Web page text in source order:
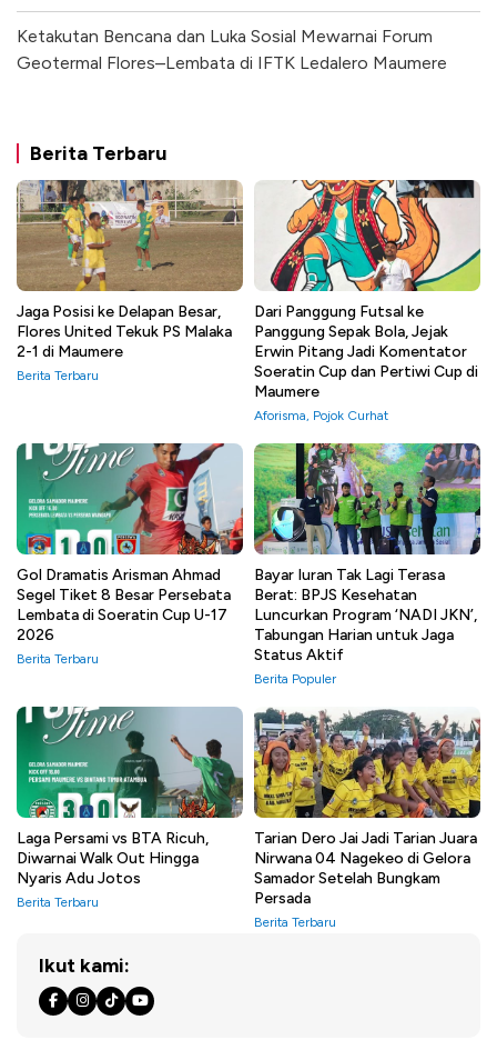
Ketakutan Bencana dan Luka Sosial Mewarnai Forum
Geotermal Flores–Lembata di IFTK Ledalero Maumere
Berita Terbaru
Jaga Posisi ke Delapan Besar,
Flores United Tekuk PS Malaka
2-1 di Maumere
Berita Terbaru
Dari Panggung Futsal ke
Panggung Sepak Bola, Jejak
Erwin Pitang Jadi Komentator
Soeratin Cup dan Pertiwi Cup di
Maumere
Aforisma, Pojok Curhat
Gol Dramatis Arisman Ahmad
Segel Tiket 8 Besar Persebata
Lembata di Soeratin Cup U-17
2026
Berita Terbaru
Bayar Iuran Tak Lagi Terasa
Berat: BPJS Kesehatan
Luncurkan Program ‘NADI JKN’,
Tabungan Harian untuk Jaga
Status Aktif
Berita Populer
Laga Persami vs BTA Ricuh,
Diwarnai Walk Out Hingga
Nyaris Adu Jotos
Berita Terbaru
Tarian Dero Jai Jadi Tarian Juara
Nirwana 04 Nagekeo di Gelora
Samador Setelah Bungkam
Persada
Berita Terbaru
Ikut kami: